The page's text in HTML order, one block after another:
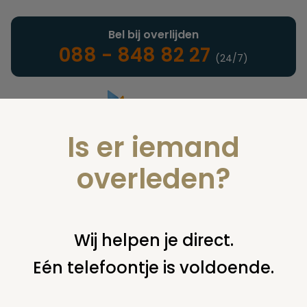
Landelijke uitvaartonderneming
Bel bij overlijden
088 - 848 82 27 (24/7)
U bent hier: home juridisch cremeren bijzetten of
vraagje over bij zetten broertje
Is er iemand
overleden?
Wij helpen je direct.
Eén telefoontje is voldoende.